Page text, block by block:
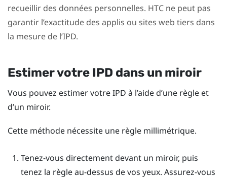
recueillir des données personnelles. HTC ne peut pas
garantir l’exactitude des applis ou sites web tiers dans
la mesure de l’IPD.
Estimer votre IPD dans un miroir
Vous pouvez estimer votre IPD à l’aide d’une règle et
d’un miroir.
Cette méthode nécessite une règle millimétrique.
Tenez-vous directement devant un miroir, puis
tenez la règle au-dessus de vos yeux. Assurez-vous